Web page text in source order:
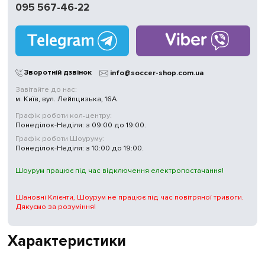
без вихідних
у Києві
Характеристики
095 567-46-22
Зворотній дзвінок
info@soccer-shop.com.ua
Завітайте до нас:
м. Київ, вул. Лейпцизька, 16А
Графік роботи кол-центру:
Понеділок-Неділя: з 09:00 до 19:00.
Графік роботи Шоуруму:
Понеділок-Неділя: з 10:00 до 19:00.
Шоурум працює під час відключення електропостачання!
Шановні Клієнти, Шоурум не працює під час повітряної тривоги.
Дякуємо за розуміння!